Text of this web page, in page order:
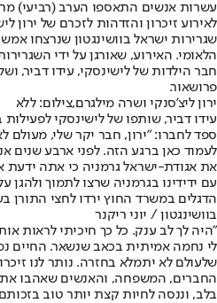
עשרות אנשים התאספו הערב (רביעי)
לאירוע זיכרון והזדהות לזכרם של ירון
שגרירות ישראל בוושינגטון שנרצחו
הלאומי. האירוע, שאורגן על ידי
חבר הילדות של לישינסקי, עידו דביר,
פרושאור.
ירון ליצ'סנקי ושרה מילגרם,צילום: ללא
עידו דביר, שותפו של לישינסקי
ספד לחברו: "ירון, חבר יקר שלי, מעולם
לעמוד כאן ברגע הזה. לפני ארבע שנים
את אגודת-ישראל גרמניה כי אתה
עם ידידינו בגרמניה שרצו לתמוך ולהגן
הדגלים במשרד החוץ ירדו לחצי התורן
בוושינגטון / יוני ריקנר
"היה לך לב ענק. כל כך חיכיתי לראות
לי נחמה אמיתית בכאב שנשאר. החיים
שלעולם לא יתמלא בחזרה. נותר לנו
החברים, המשפחה, והאנשים שאהבו
בלב, וננסה לחיות קצת יותר טוב